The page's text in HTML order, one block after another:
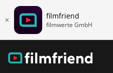
filmfriend
filmwerte GmbH